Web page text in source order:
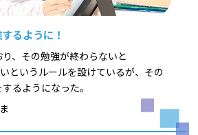
るように！
、その勉強が終わらないと
というルールを設けているが、その
るようになった。